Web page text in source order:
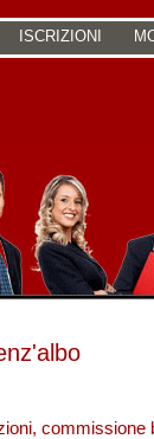
ISCRIZIONI
commissione